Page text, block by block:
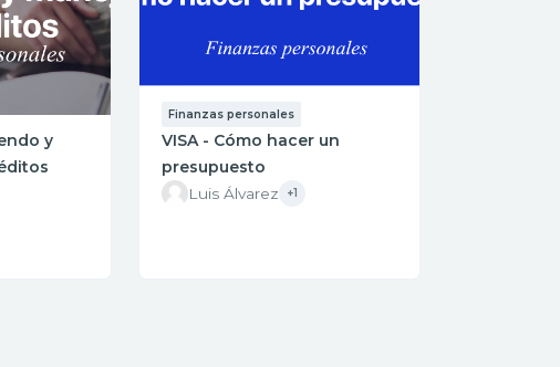
y
Finanzas personales
VISA - Cómo hacer un
presupuesto
Luis Álvarez +1